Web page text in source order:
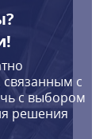
связанным с
с выбором
решения